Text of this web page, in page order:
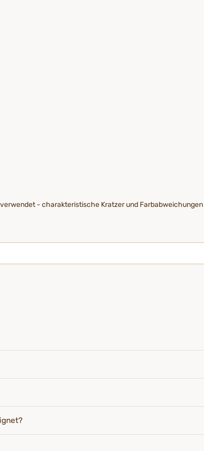
- charakteristische Kratzer und Farbabweichungen